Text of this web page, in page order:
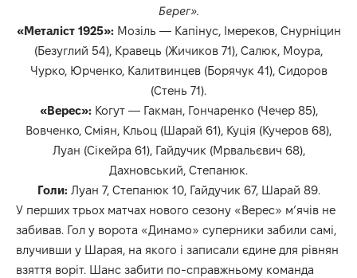
Берег».
«Металіст 1925»:Мозіль — Капінус, Імереков, Снурніцин
(Безуглий 54), Кравець (Жичиков 71), Салюк, Моура,
Чурко, Юрченко, Калитвинцев (Борячук 41), Сидоров
(Стень 71).
«Верес»: Когут — Гакман, Гончаренко (Чечер 85),
Вовченко, Сміян, Кльоц (Шарай 61), Куція (Кучеров 68),
Луан (Сікейра 61), Гайдучик (Мрвальєвич 68),
Дахновський, Степанюк.
Голи: Луан 7, Степанюк 10, Гайдучик 67, Шарай 89.
У перших трьох матчах нового сезону «Верес» м’ячів не
забивав. Гол у ворота «Динамо» суперники забили самі,
влучивши у Шарая, на якого і записали єдине для рівнян
взяття воріт. Шанс забити по-справжньому команда